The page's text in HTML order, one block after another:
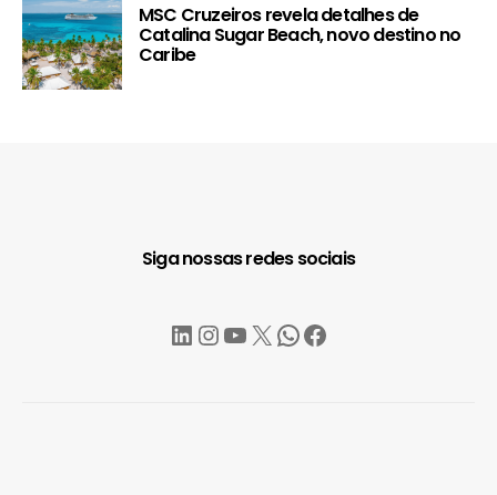
MSC Cruzeiros revela detalhes de
Catalina Sugar Beach, novo destino no
Caribe
Siga nossas redes sociais
LinkedIn
Instagram
YouTube
X WhatsApp
Facebook